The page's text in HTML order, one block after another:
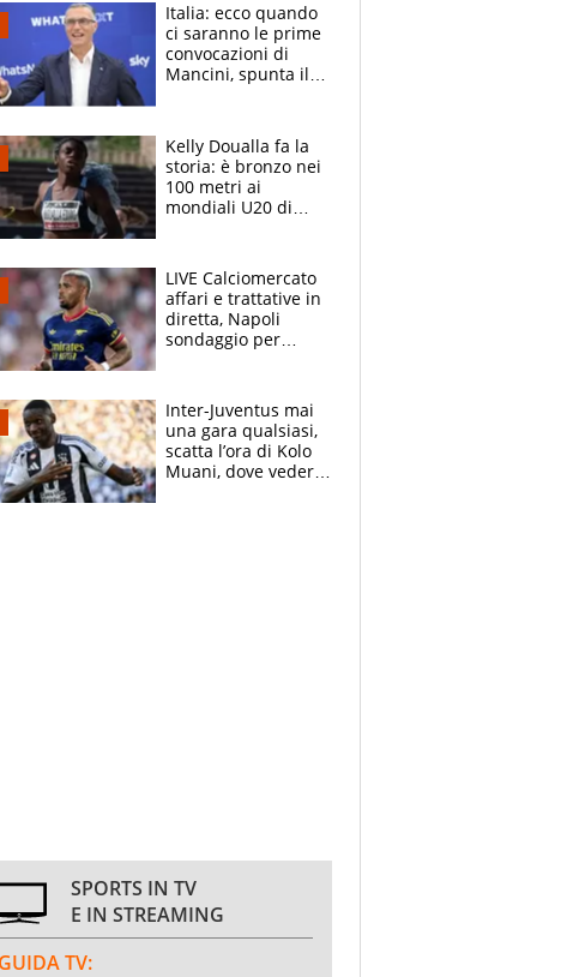
Italia: ecco quando
ci saranno le prime
convocazioni di
Mancini, spunta il
Kelly Doualla fa la
storia: è bronzo nei
100 metri ai
mondiali U20 di
con una gran finale"
LIVE Calciomercato
affari e trattative in
diretta, Napoli
sondaggio per
accende l'Atalanta
Inter-Juventus mai
una gara qualsiasi,
scatta l’ora di Kolo
Muani, dove vederla
SPORTS IN TV
E IN STREAMING
GUIDA TV: